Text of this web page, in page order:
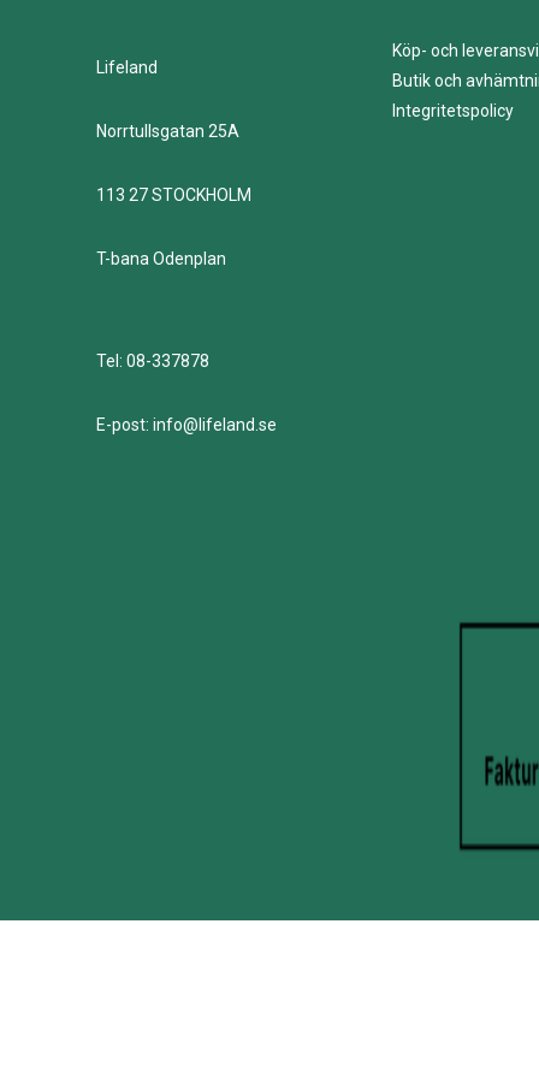
Lifeland
Norrtullsgatan 25A
113 27 STOCKHOLM
T-bana Odenplan
Tel: 08-337878
E-post: info@lifeland.se
Köp- och
Butik och
Integritetspolicy